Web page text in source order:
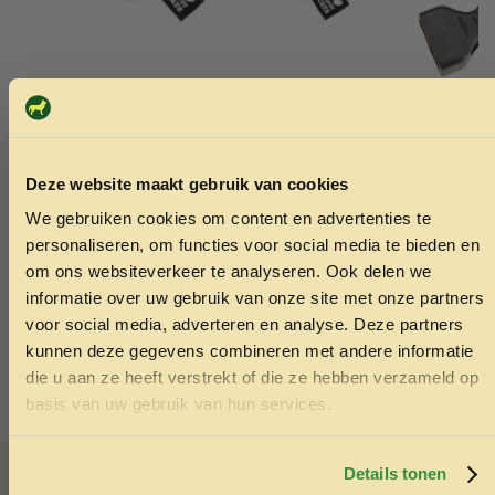
Deze website maakt gebruik van cookies
We gebruiken cookies om content en advertenties te
personaliseren, om functies voor social media te bieden en
om ons websiteverkeer te analyseren. Ook delen we
informatie over uw gebruik van onze site met onze partners
voor social media, adverteren en analyse. Deze partners
kunnen deze gegevens combineren met andere informatie
die u aan ze heeft verstrekt of die ze hebben verzameld op
basis van uw gebruik van hun services.
Details tonen
Toevoegen aan winkelwagen
ONTVANG 5% KORTING OP
JE EERSTE BESTELLING!
Ontvang korting
Door je in te schrijven ga je akkoord met het ontvangen van